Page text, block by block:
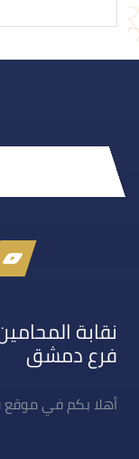
نقابة
فرع دمشق
أهلا بكم في موقع